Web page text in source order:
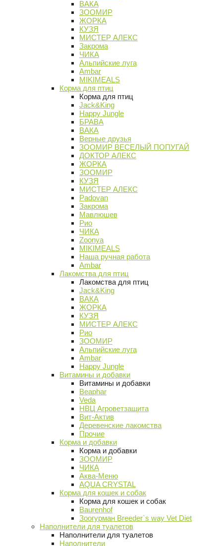
ВАКА
ЗООМИР
ЖОРКА
КУЗЯ
МИСТЕР АЛЕКС
Закрома
ЧИКА
Альпийские луга
Ambar
MIKIMEALS
Корма для птиц
Корма для птиц
Jack&King
Happy Jungle
БРАВА
ВАКА
Верные друзья
ЗООМИР ВЕСЕЛЫЙ ПОПУГАЙ
ДОКТОР АЛЕКС
ЖОРКА
ЗООМИР
КУЗЯ
МИСТЕР АЛЕКС
Padovan
Закрома
Мавлюшев
Рио
ЧИКА
Zoonya
MIKIMEALS
Наша ручная работа
Ambar
Лакомства для птиц
Лакомства для птиц
Jack&King
ВАКА
ЖОРКА
КУЗЯ
МИСТЕР АЛЕКС
Рио
ЗООМИР
Альпийские луга
Ambar
Happy Jungle
Витамины и добавки
Витамины и добавки
Beaphar
Veda
НВЦ Агроветзащита
Вит-Актив
Деревенские лакомства
Прочие
Корма и добавки
Корма и добавки
ЗООМИР
ЧИКА
Аква-Меню
AQUA CRYSTAL
Корма для кошек и собак
Корма для кошек и собак
Baurenhof
Зоогурман Breeder`s way Vet Diet
Наполнители для туалетов
Наполнители для туалетов
Наполнители